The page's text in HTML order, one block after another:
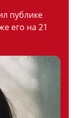
публике
его на 21